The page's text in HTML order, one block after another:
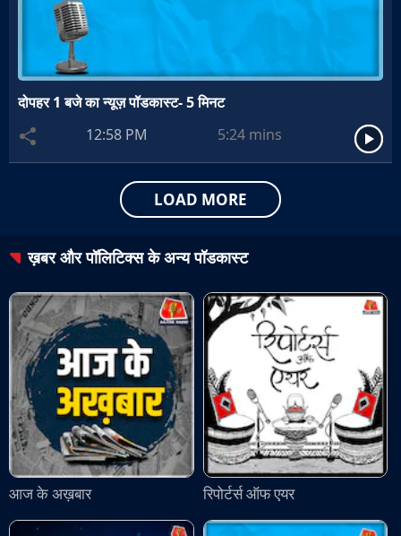
दोपहर 1 बजे का न्यूज़ पॉडकास्ट- 5 मिनट
12:58 PM
5:24 mins
LOAD MORE
ख़बर और पॉलिटिक्सके अन्य पॉडकास्ट
आज के अख़बार रिपोर्टर्स ऑफ एयर